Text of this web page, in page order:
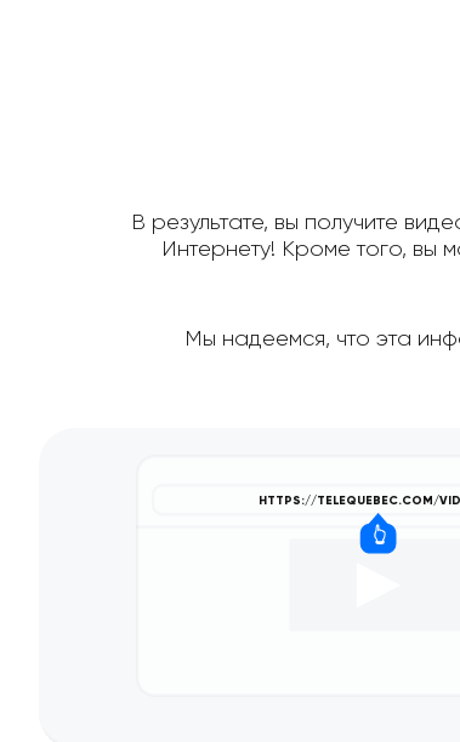
В результате, вы получите
Интернету! Кроме того, вы
Мы надеемся, что эта